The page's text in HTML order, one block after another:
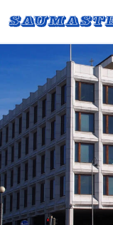
sisältöön
Etusivu